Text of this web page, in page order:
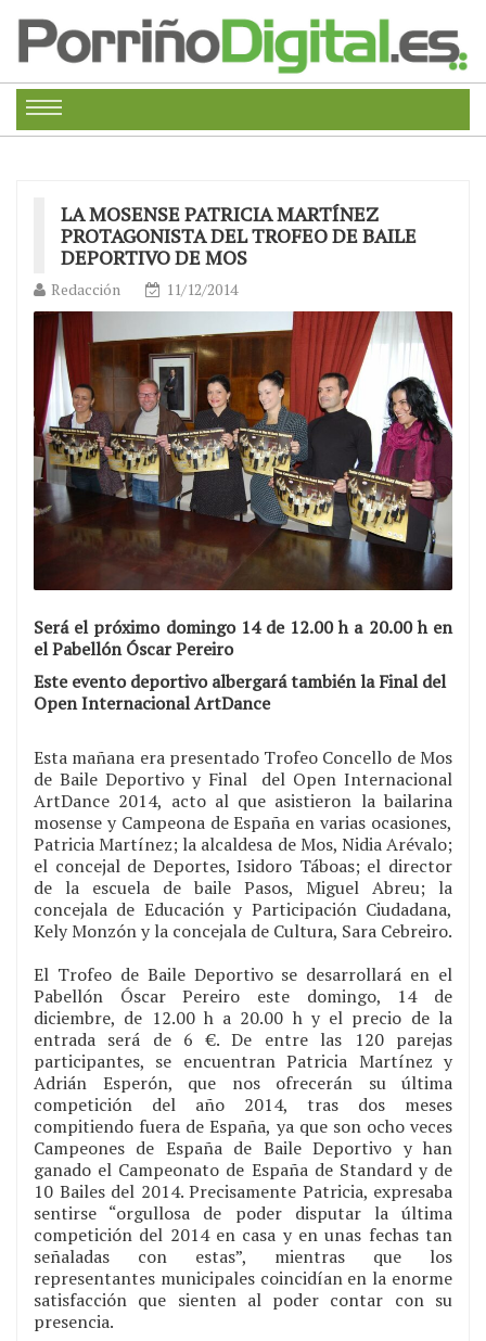
LA MOSENSE PATRICIA MARTÍNEZ
PROTAGONISTA DEL TROFEO DE BAILE
DEPORTIVO DE MOS
Redacción 11/12/2014
Será el próximo domingo 14 de 12.00 h a 20.00 h en
el Pabellón Óscar Pereiro
Este evento deportivo albergará también la Final del
Open Internacional ArtDance
Esta mañana era presentado Trofeo Concello de Mos
de Baile Deportivo y Final del Open Internacional
ArtDance 2014, acto al que asistieron la bailarina
mosense y Campeona de España en varias ocasiones,
Patricia Martínez; la alcaldesa de Mos, Nidia Arévalo;
el concejal de Deportes, Isidoro Táboas; el director
de la escuela de baile Pasos, Miguel Abreu; la
concejala de Educación y Participación Ciudadana,
Kely Monzón y la concejala de Cultura, Sara Cebreiro.
El Trofeo de Baile Deportivo se desarrollará en el
Pabellón Óscar Pereiro este domingo, 14 de
diciembre, de 12.00 h a 20.00 h y el precio de la
entrada será de 6 €. De entre las 120 parejas
participantes, se encuentran Patricia Martínez y
Adrián Esperón, que nos ofrecerán su última
competición del año 2014, tras dos meses
compitiendo fuera de España, ya que son ocho veces
Campeones de España de Baile Deportivo y han
ganado el Campeonato de España de Standard y de
10 Bailes del 2014. Precisamente Patricia, expresaba
sentirse “orgullosa de poder disputar la última
competición del 2014 en casa y en unas fechas tan
señaladas con estas”, mientras que los
representantes municipales coincidían en la enorme
satisfacción que sienten al poder contar con su
presencia.